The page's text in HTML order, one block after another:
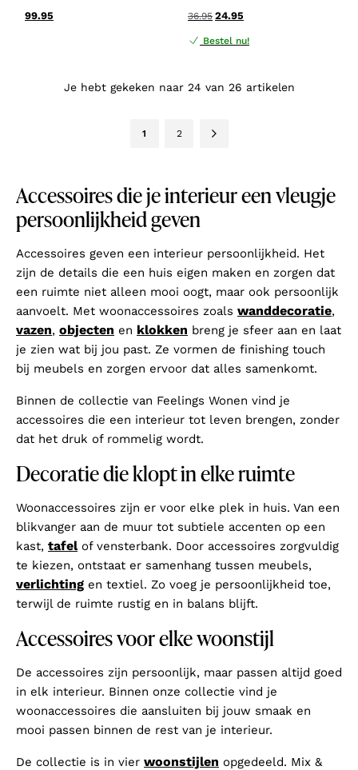
99.95 36.95 24.95
Bestel nu!
Je hebt gekeken naar 24 van 26 artikelen
1 2
Accessoires die je interieur een vleugje
persoonlijkheid geven
Accessoires geven een interieur persoonlijkheid. Het
zijn de details die een huis eigen maken en zorgen dat
een ruimte niet alleen mooi oogt, maar ook persoonlijk
aanvoelt. Met woonaccessoires zoals wanddecoratie,
vazen, objecten en klokken breng je sfeer aan en laat
je zien wat bij jou past. Ze vormen de finishing touch
bij meubels en zorgen ervoor dat alles samenkomt.
Binnen de collectie van Feelings Wonen vind je
accessoires die een interieur tot leven brengen, zonder
dat het druk of rommelig wordt.
Decoratie die klopt in elke ruimte
Woonaccessoires zijn er voor elke plek in huis. Van een
blikvanger aan de muur tot subtiele accenten op een
kast, tafelof vensterbank. Door accessoires zorgvuldig
te kiezen, ontstaat er samenhang tussen meubels,
verlichting en textiel. Zo voeg je persoonlijkheid toe,
terwijl de ruimte rustig en in balans blijft.
Accessoires voor elke woonstijl
De accessoires zijn persoonlijk, maar passen altijd goed
in elk interieur. Binnen onze collectie vind je
woonaccessoires die aansluiten bij jouw smaak en
mooi passen binnen de rest van je interieur.
De collectie is in vier woonstijlen opgedeeld. Mix &